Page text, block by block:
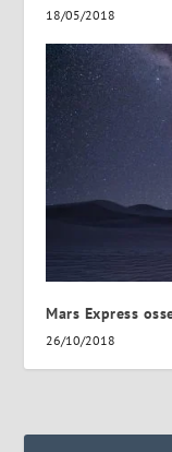
18/05/2018
Mars Express
26/10/2018